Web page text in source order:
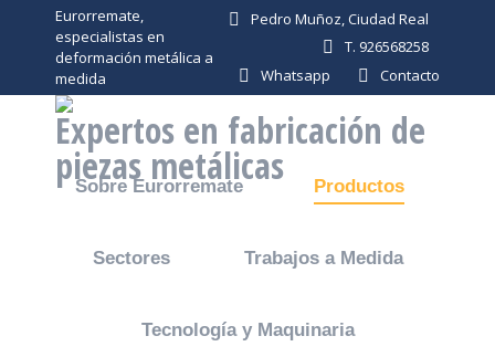
Eurorremate,
especialistas en
deformación metálica a
medida
Pedro Muñoz, Ciudad Real
T. 926568258
Whatsapp
Contacto
Expertos en fabricación de
piezas metálicas
Sobre Eurorremate Productos
Sectores Trabajos a Medida
Tecnología y Maquinaria